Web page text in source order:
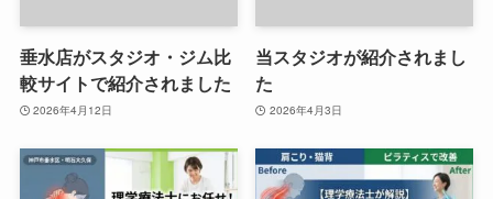
垂水店がスタジオ・ジム比
較サイトで紹介されました
2026年4月12日
当スタジオが紹介されまし
た
2026年4月3日